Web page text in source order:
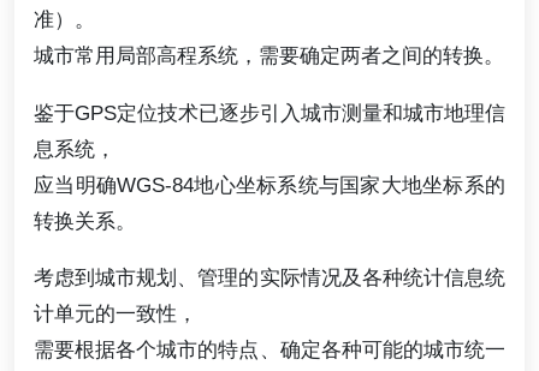
准）。
城市常用局部高程系统，需要确定两者之间的转换。
鉴于GPS定位技术已逐步引入城市测量和城市地理信
息系统，
应当明确WGS-84地心坐标系统与国家大地坐标系的
转换关系。
考虑到城市规划、管理的实际情况及各种统计信息统
计单元的一致性，
需要根据各个城市的特点、确定各种可能的城市统一